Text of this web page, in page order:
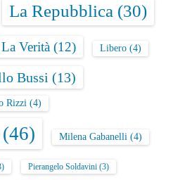
La Repubblica (30)
La Verità (12) Libero (4)
Bussi (13)
Rizzi (4)
(46) Milena Gabanelli (4)
Pierangelo Soldavini (3)